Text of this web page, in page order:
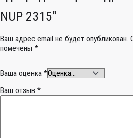
NUP 2315”
Ваш адрес email не будет опубликован.
помечены *
Ваша оценка *
Ваш отзыв *